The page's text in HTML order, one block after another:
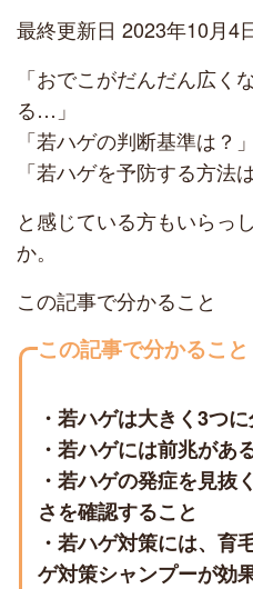
最終更新日 2023年10月4
「おでこがだんだん広く
る…」
「若ハゲの判断基準は？」
「若ハゲを予防する方法
と感じている方もいらっ
か。
この記事で分かること
この記事で分かる
・若ハゲは大きく3つ
・若ハゲには前兆があ
・若ハゲの発症を見抜
さを確認すること
・若ハゲ対策には、育
ゲ対策シャンプーが効